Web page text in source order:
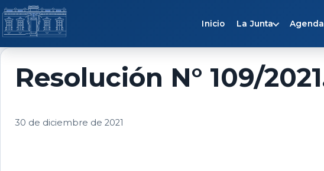
Saltar al contenido
Inicio La Junta Agenda
Resolución N° 109/
30 de diciembre de 2021